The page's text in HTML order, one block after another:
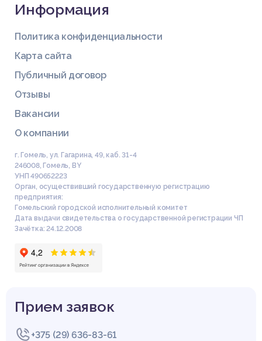
Информация
Политика конфиденциальности
Карта сайта
Публичный договор
Отзывы
Вакансии
О компании
г. Гомель, ул. Гагарина, 49, каб. 31-4
246008, Гомель, BY
УНП 490652223
Орган, осуществивший государственную регистрацию
предприятия:
Гомельский городской исполнительный комитет
Дата выдачи свидетельства о государственной регистрации ЧП
Зачётка: 24.12.2008
Прием заявок
+375 (29) 636-83-61